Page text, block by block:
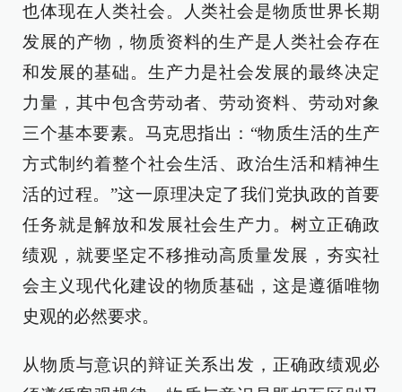
也体现在人类社会。人类社会是物质世界长期
发展的产物，物质资料的生产是人类社会存在
和发展的基础。生产力是社会发展的最终决定
力量，其中包含劳动者、劳动资料、劳动对象
三个基本要素。马克思指出：“物质生活的生产
方式制约着整个社会生活、政治生活和精神生
活的过程。”这一原理决定了我们党执政的首要
任务就是解放和发展社会生产力。树立正确政
绩观，就要坚定不移推动高质量发展，夯实社
会主义现代化建设的物质基础，这是遵循唯物
史观的必然要求。
从物质与意识的辩证关系出发，正确政绩观必